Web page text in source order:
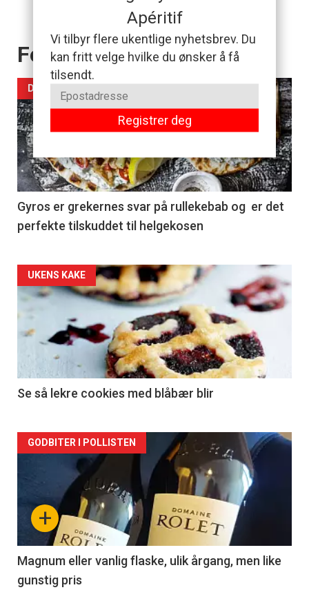
Apéritif
Vi tilbyr flere ukentlige nyhetsbrev. Du
kan fritt velge hvilke du ønsker å få
tilsendt.
Registrer deg
Forsiden akkurat nå
DAGENS RETT
Gyros er grekernes svar på rullekebab og er det
perfekte tilskuddet til helgekosen
Forsiden
akkurat
nå
2
UKENS KAKE
Se så lekre cookies med blåbær blir
Forsiden
akkurat
nå
3
+
GODBITER I POLLISTEN
Magnum eller vanlig flaske, ulik årgang, men like
gunstig pris